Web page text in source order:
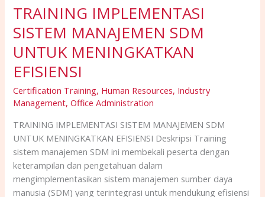
TRAINING IMPLEMENTASI
SISTEM MANAJEMEN SDM
UNTUK MENINGKATKAN
EFISIENSI
Certification Training, Human Resources, Industry
Management,Office Administration
TRAINING IMPLEMENTASI SISTEM MANAJEMEN SDM
UNTUK MENINGKATKAN EFISIENSI Deskripsi Training
sistem manajemen SDM ini membekali peserta dengan
keterampilan dan pengetahuan dalam
mengimplementasikan sistem manajemen sumber daya
manusia (SDM) yang terintegrasi untuk mendukung efisiensi